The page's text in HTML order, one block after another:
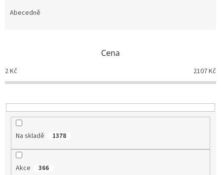
o
d
k
t
Abecedně
Cena
2Kč 2107Kč
Na skladě 1378
Akce 366